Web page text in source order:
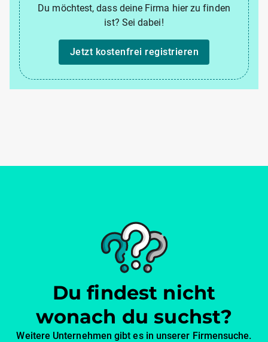
Du möchtest, dass deine Firma hier zu finden
ist? Sei dabei!
Jetzt kostenfrei registrieren
Du findest nicht
wonach du suchst?
Weitere Unternehmen gibt es in unserer Firmensuche.